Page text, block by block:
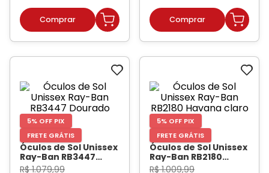
Exclusivas
5% OFF PIX
FRETE GRÁTIS
Óculos de Sol Unissex
Ray-Ban RB3447
Dourado- RAY BAN
R$ 1.079,99
5% OFF PIX
FRETE GRÁTIS
Óculos de Sol Unissex
Ray-Ban RB2180
Havana claro
R$ 1.009,99